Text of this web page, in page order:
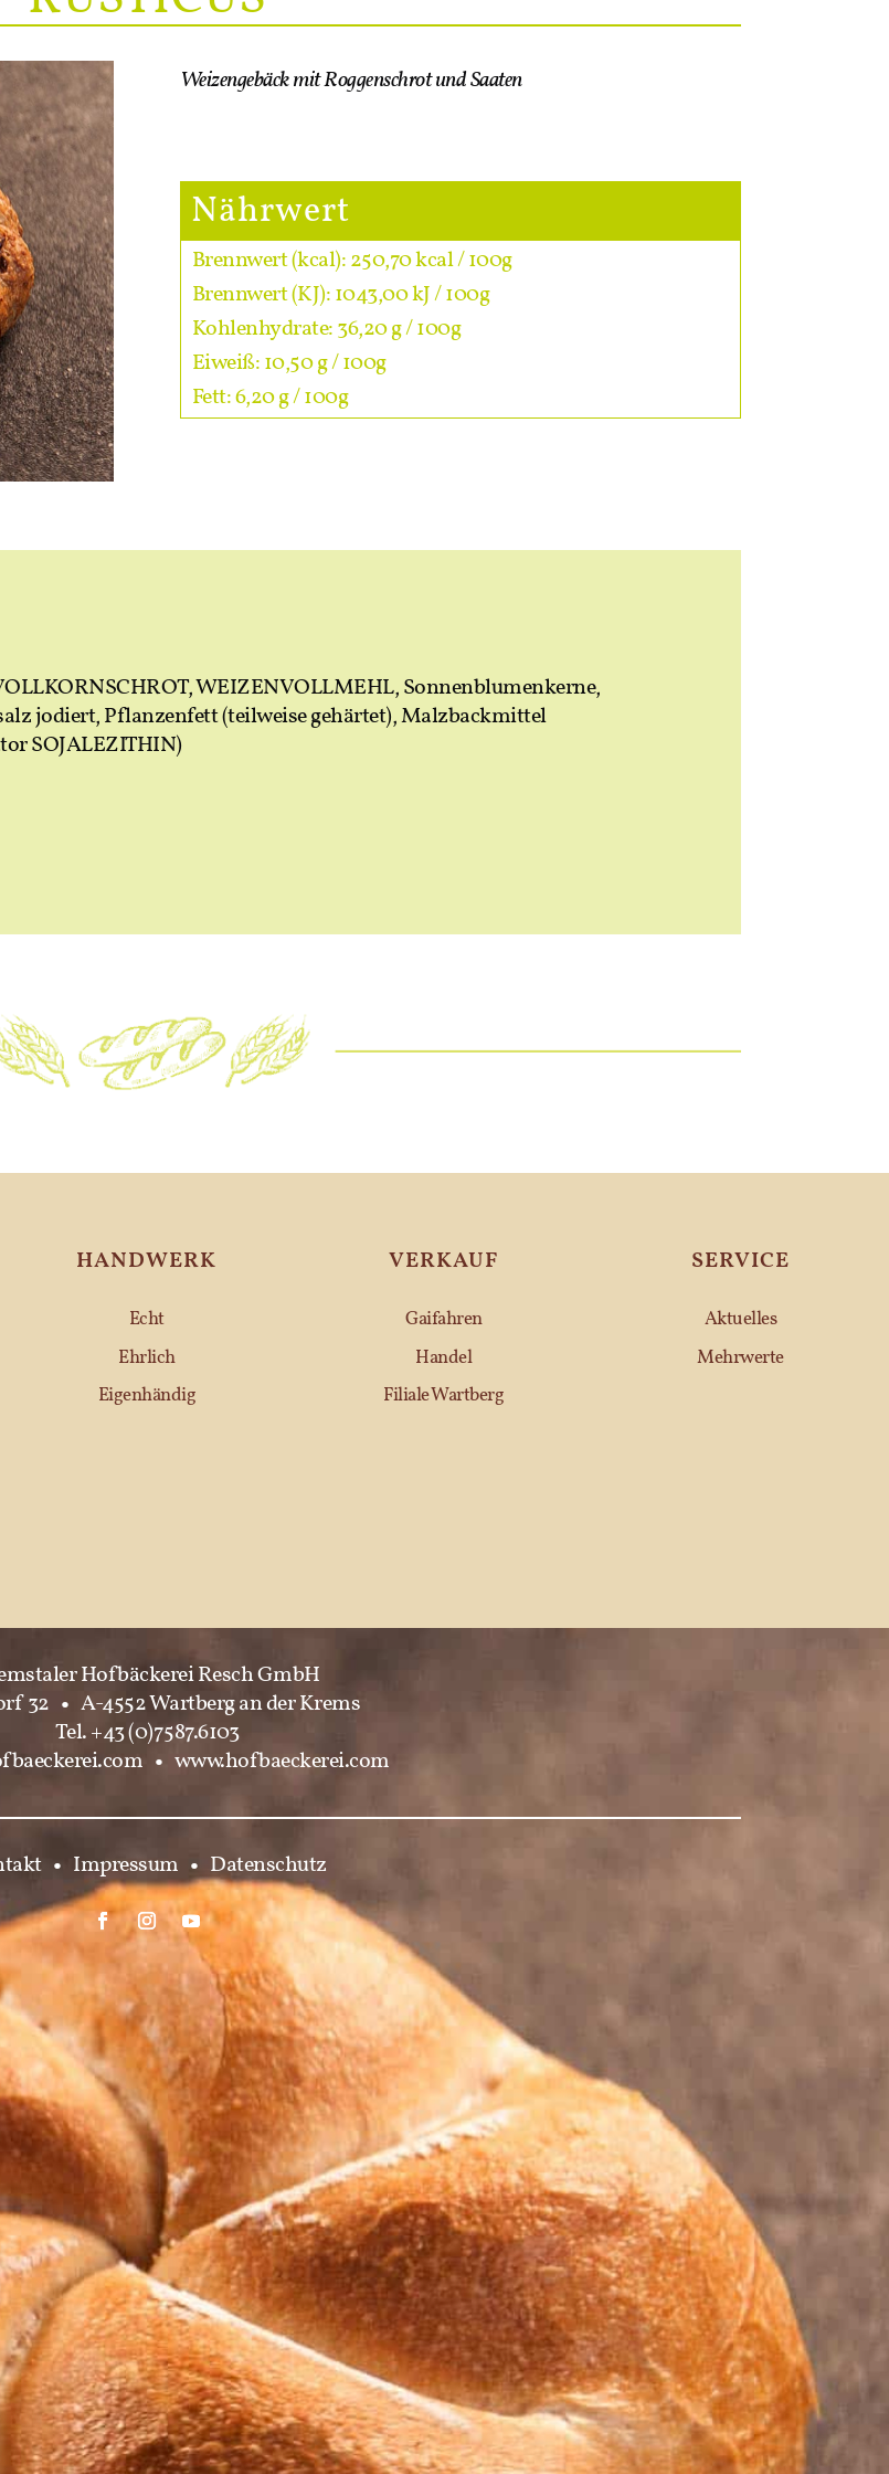
Weizengebäck mit Roggenschrot und Saaten
Nährwert
Brennwert (kcal): 250,70 kcal / 100g
Brennwert (KJ): 1043,00 kJ / 100g
Kohlenhydrate: 36,20 g / 100g
Eiweiß: 10,50 g / 100g
Fett: 6,20 g / 100g
WEIZENVOLLMEHL, Sonnenblumenkerne,
jodiert, Pflanzenfett (teilweise gehärtet), Malzbackmittel
SOJALEZITHIN)
HANDWERK
Echt
Ehrlich
Eigenhändig
VERKAUF
Gaifahren
Handel
Filiale Wartberg
SERVICE
Aktuelles
Mehrwerte
Hofbäckerei Resch GmbH
32 • A-4552 Wartberg an der Krems
Tel. +43 (0)7587.6103
• www.hofbaeckerei.com
• Impressum • Datenschutz